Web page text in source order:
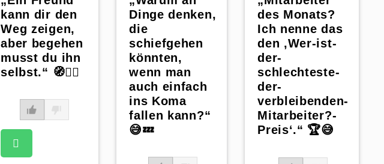
kann dir den
Weg zeigen,
aber begehen
musst du ihn
selbst.“ 🧭🚶‍♂️
Dinge denken,
die
schiefgehen
könnten,
wenn man
auch einfach
ins Koma
fallen kann?“
😅💤
des Monats?
Ich nenne das
den ‚Wer-ist-
der-
schlechteste-
der-
verbleibenden-
Mitarbeiter?-
Preis‘.“ 🏆😅